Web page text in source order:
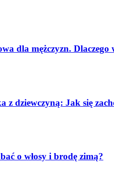
dla mężczyzn. Dlaczego
z dziewczyną: Jak się
o włosy i brodę zimą?